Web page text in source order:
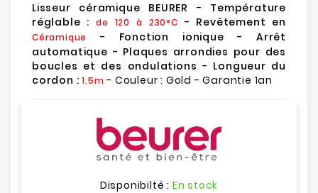
Lisseur céramique BEURER - Température
réglable : de 120 à 230°C - Revêtement en
Céramique
- Fonction ionique - Arrêt
automatique - Plaques arrondies pour des
boucles et des ondulations - Longueur du
cordon :1.5m - Couleur : Gold - Garantie 1an
Disponibilté : En stock